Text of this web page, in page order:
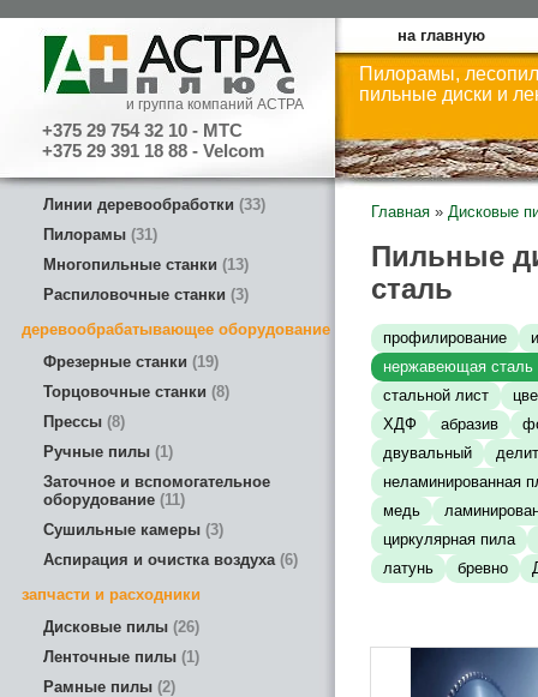
и группа компаний АСТРА
+375 29 754 32 10 - МТС
+375 29 391 18 88 - Velcom
на главную
Пилорамы,
пильные диски и
Линии деревообработки 33
Пилорамы 31
Многопильные станки
13
Распиловочные станки 3
деревообрабатывающее оборудование
Фрезерные станки
19
Торцовочные станки 8
Прессы 8
Ручные пилы 1
Заточное и вспомогательное
оборудование 11
Сушильные камеры 3
Аспирация и очистка воздуха 6
запчасти и расходники
Дисковые пилы 26
Ленточные пилы 1
Рамные пилы 2
Главная » Дисковые
Пильные
сталь
профилирование
нержавеющая сталь
стальной лист
ХДФ
абразив
двувальный
неламинированная
медь
циркулярная пила
латунь
бревно